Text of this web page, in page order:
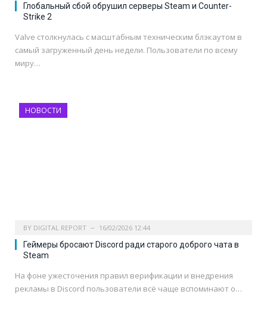
Глобальный сбой обрушил серверы Steam и Counter-
Strike 2
Valve столкнулась с масштабным техническим блэкаутом в
самый загруженный день недели. Пользователи по всему
миру…
НОВОСТИ
BY DIGITAL REPORT 16/02/2026 12:44
Геймеры бросают Discord ради старого доброго чата в
Steam
На фоне ужесточения правил верификации и внедрения
рекламы в Discord пользователи всё чаще вспоминают о…